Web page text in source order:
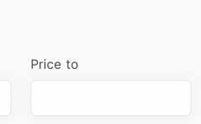
Price to